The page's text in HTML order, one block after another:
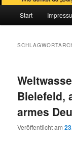
Start
Bielefeld,
armes
Veröffentlicht am